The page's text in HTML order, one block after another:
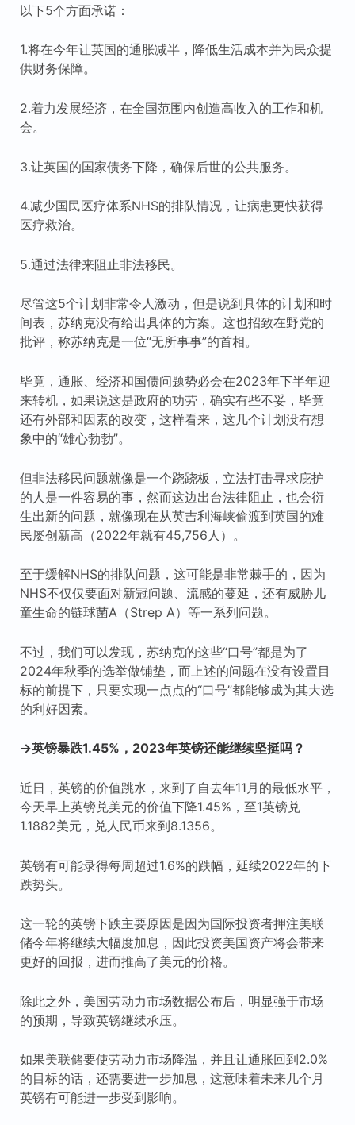
以下5个方面承诺：
1.将在今年让英国的通胀减半，降低生活成本并为民众提
供财务保障。
2.着力发展经济，在全国范围内创造高收入的工作和机
会。
3.让英国的国家债务下降，确保后世的公共服务。
4.减少国民医疗体系NHS的排队情况，让病患更快获得
医疗救治。
5.通过法律来阻止非法移民。
尽管这5个计划非常令人激动，但是说到具体的计划和时
间表，苏纳克没有给出具体的方案。这也招致在野党的
批评，称苏纳克是一位“无所事事”的首相。
毕竟，通胀、经济和国债问题势必会在2023年下半年迎
来转机，如果说这是政府的功劳，确实有些不妥，毕竟
还有外部和因素的改变，这样看来，这几个计划没有想
象中的“雄心勃勃”。
但非法移民问题就像是一个跷跷板，立法打击寻求庇护
的人是一件容易的事，然而这边出台法律阻止，也会衍
生出新的问题，就像现在从英吉利海峡偷渡到英国的难
民屡创新高（2022年就有45,756人）。
至于缓解NHS的排队问题，这可能是非常棘手的，因为
NHS不仅仅要面对新冠问题、流感的蔓延，还有威胁儿
童生命的链球菌A（Strep A）等一系列问题。
不过，我们可以发现，苏纳克的这些“口号”都是为了
2024年秋季的选举做铺垫，而上述的问题在没有设置目
标的前提下，只要实现一点点的“口号”都能够成为其大选
的利好因素。
→英镑暴跌1.45%，2023年英镑还能继续坚挺吗？
近日，英镑的价值跳水，来到了自去年11月的最低水平，
今天早上英镑兑美元的价值下降1.45%，至1英镑兑
1.1882美元，兑人民币来到8.1356。
英镑有可能录得每周超过1.6%的跌幅，延续2022年的下
跌势头。
这一轮的英镑下跌主要原因是因为国际投资者押注美联
储今年将继续大幅度加息，因此投资美国资产将会带来
更好的回报，进而推高了美元的价格。
除此之外，美国劳动力市场数据公布后，明显强于市场
的预期，导致英镑继续承压。
如果美联储要使劳动力市场降温，并且让通胀回到2.0%
的目标的话，还需要进一步加息，这意味着未来几个月
英镑有可能进一步受到影响。